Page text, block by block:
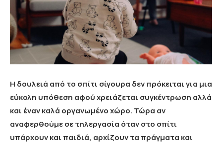
Η δουλειά από το σπίτι σίγουρα δεν πρόκειται για μια
εύκολη υπόθεση αφού χρειάζεται συγκέντρωση αλλά
και έναν καλά οργανωμένο χώρο. Τώρα αν
αναφερθούμε σε τηλεργασία όταν στο σπίτι
υπάρχουν και παιδιά, αρχίζουν τα πράγματα και